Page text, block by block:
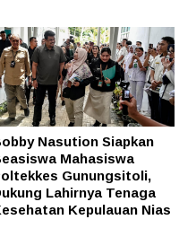
Nasution Siapkan
Mahasiswa
Gunungsitoli,
Lahirnya Tenaga
Kepulauan Nias